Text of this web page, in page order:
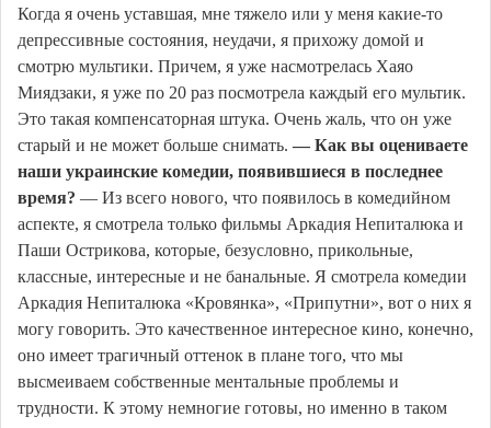
Когда я очень уставшая, мне тяжело или у меня какие-то
депрессивные состояния, неудачи, я прихожу домой и
смотрю мультики. Причем, я уже насмотрелась Хаяо
Миядзаки, я уже по 20 раз посмотрела каждый его мультик.
Это такая компенсаторная штука. Очень жаль, что он уже
старый и не может больше снимать. — Как вы оцениваете
наши украинские комедии, появившиеся в последнее
время? — Из всего нового, что появилось в комедийном
аспекте, я смотрела только фильмы Аркадия Непиталюка и
Паши Острикова, которые, безусловно, прикольные,
классные, интересные и не банальные. Я смотрела комедии
Аркадия Непиталюка «Кровянка», «Припутни», вот о них я
могу говорить. Это качественное интересное кино, конечно,
оно имеет трагичный оттенок в плане того, что мы
высмеиваем собственные ментальные проблемы и
трудности. К этому немногие готовы, но именно в таком